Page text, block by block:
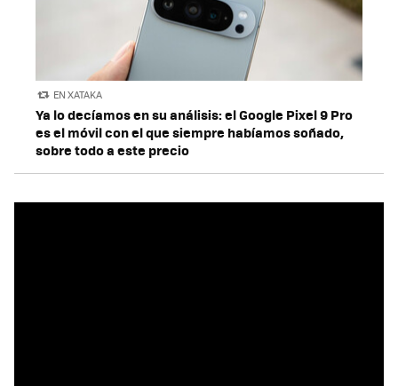
EN XATAKA
Ya lo decíamos en su análisis: el Google Pixel 9 Pro
es el móvil con el que siempre habíamos soñado,
sobre todo a este precio